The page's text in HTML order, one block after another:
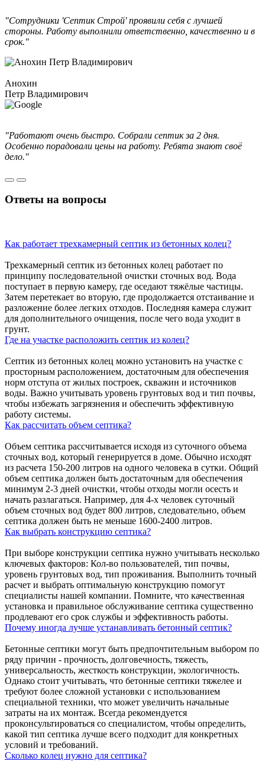
"Сотрудники 'Септик Строй' проявили себя с лучшей
стороны. Работу выполнили ответственно, качественно и в
срок."
Анохин
Петр Владимирович
"Работают очень быстро. Собрали септик за 2 дня.
Особенно порадовали цены на работу. Ребята знают своё
дело."
Ответы на вопросы
Как работает трехкамерный септик из бетонных колец?
Трехкамерный септик из бетонных колец работает по
принципу последовательной очистки сточных вод. Вода
поступает в первую камеру, где оседают тяжёлые частицы.
Затем перетекает во вторую, где продолжается отстаивание и
разложение более легких отходов. Последняя камера служит
для дополнительного очищения, после чего вода уходит в
грунт.
Где на участке расположить септик из колец?
Септик из бетонных колец можно установить на участке с
просторным расположением, достаточным для обеспечения
норм отступа от жилых построек, скважин и источников
воды. Важно учитывать уровень грунтовых вод и тип почвы,
чтобы избежать загрязнения и обеспечить эффективную
работу системы.
Как рассчитать объем септика?
Объем септика рассчитывается исходя из суточного объема
сточных вод, который генерируется в доме. Обычно исходят
из расчета 150-200 литров на одного человека в сутки. Общий
объем септика должен быть достаточным для обеспечения
минимум 2-3 дней очистки, чтобы отходы могли осесть и
начать разлагаться. Например, для 4-х человек суточный
объем сточных вод будет 800 литров, следовательно, объем
септика должен быть не меньше 1600-2400 литров.
Как выбрать конструкцию септика?
При выборе конструкции септика нужно учитывать несколько
ключевых факторов: Кол-во пользователей, тип почвы,
уровень грунтовых вод, тип проживания. Выполнить точный
расчет и выбрать оптимальную конструкцию помогут
специалисты нашей компании. Помните, что качественная
установка и правильное обслуживание септика существенно
продлевают его срок службы и эффективность работы.
Почему иногда лучше устанавливать бетонный септик?
Бетонные септики могут быть предпочтительным выбором по
ряду причин - прочность, долговечность, тяжесть,
универсальность, жесткость конструкции, экологичность.
Однако стоит учитывать, что бетонные септики тяжелее и
требуют более сложной установки с использованием
специальной техники, что может увеличить начальные
затраты на их монтаж. Всегда рекомендуется
проконсультироваться со специалистом, чтобы определить,
какой тип септика лучше всего подходит для конкретных
условий и требований.
Сколько колец нужно для септика?